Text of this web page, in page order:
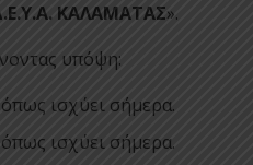
ΚΑΛΑΜΑΤΑΣ».
υπόψη:
ισχύει σήμερα.
ισχύει σήμερα.